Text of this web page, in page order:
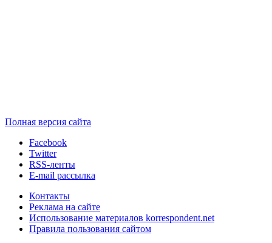
Полная версия сайта
Facebook
Twitter
RSS-ленты
E-mail рассылка
Контакты
Реклама на сайте
Использование материалов korrespondent.net
Правила пользования сайтом